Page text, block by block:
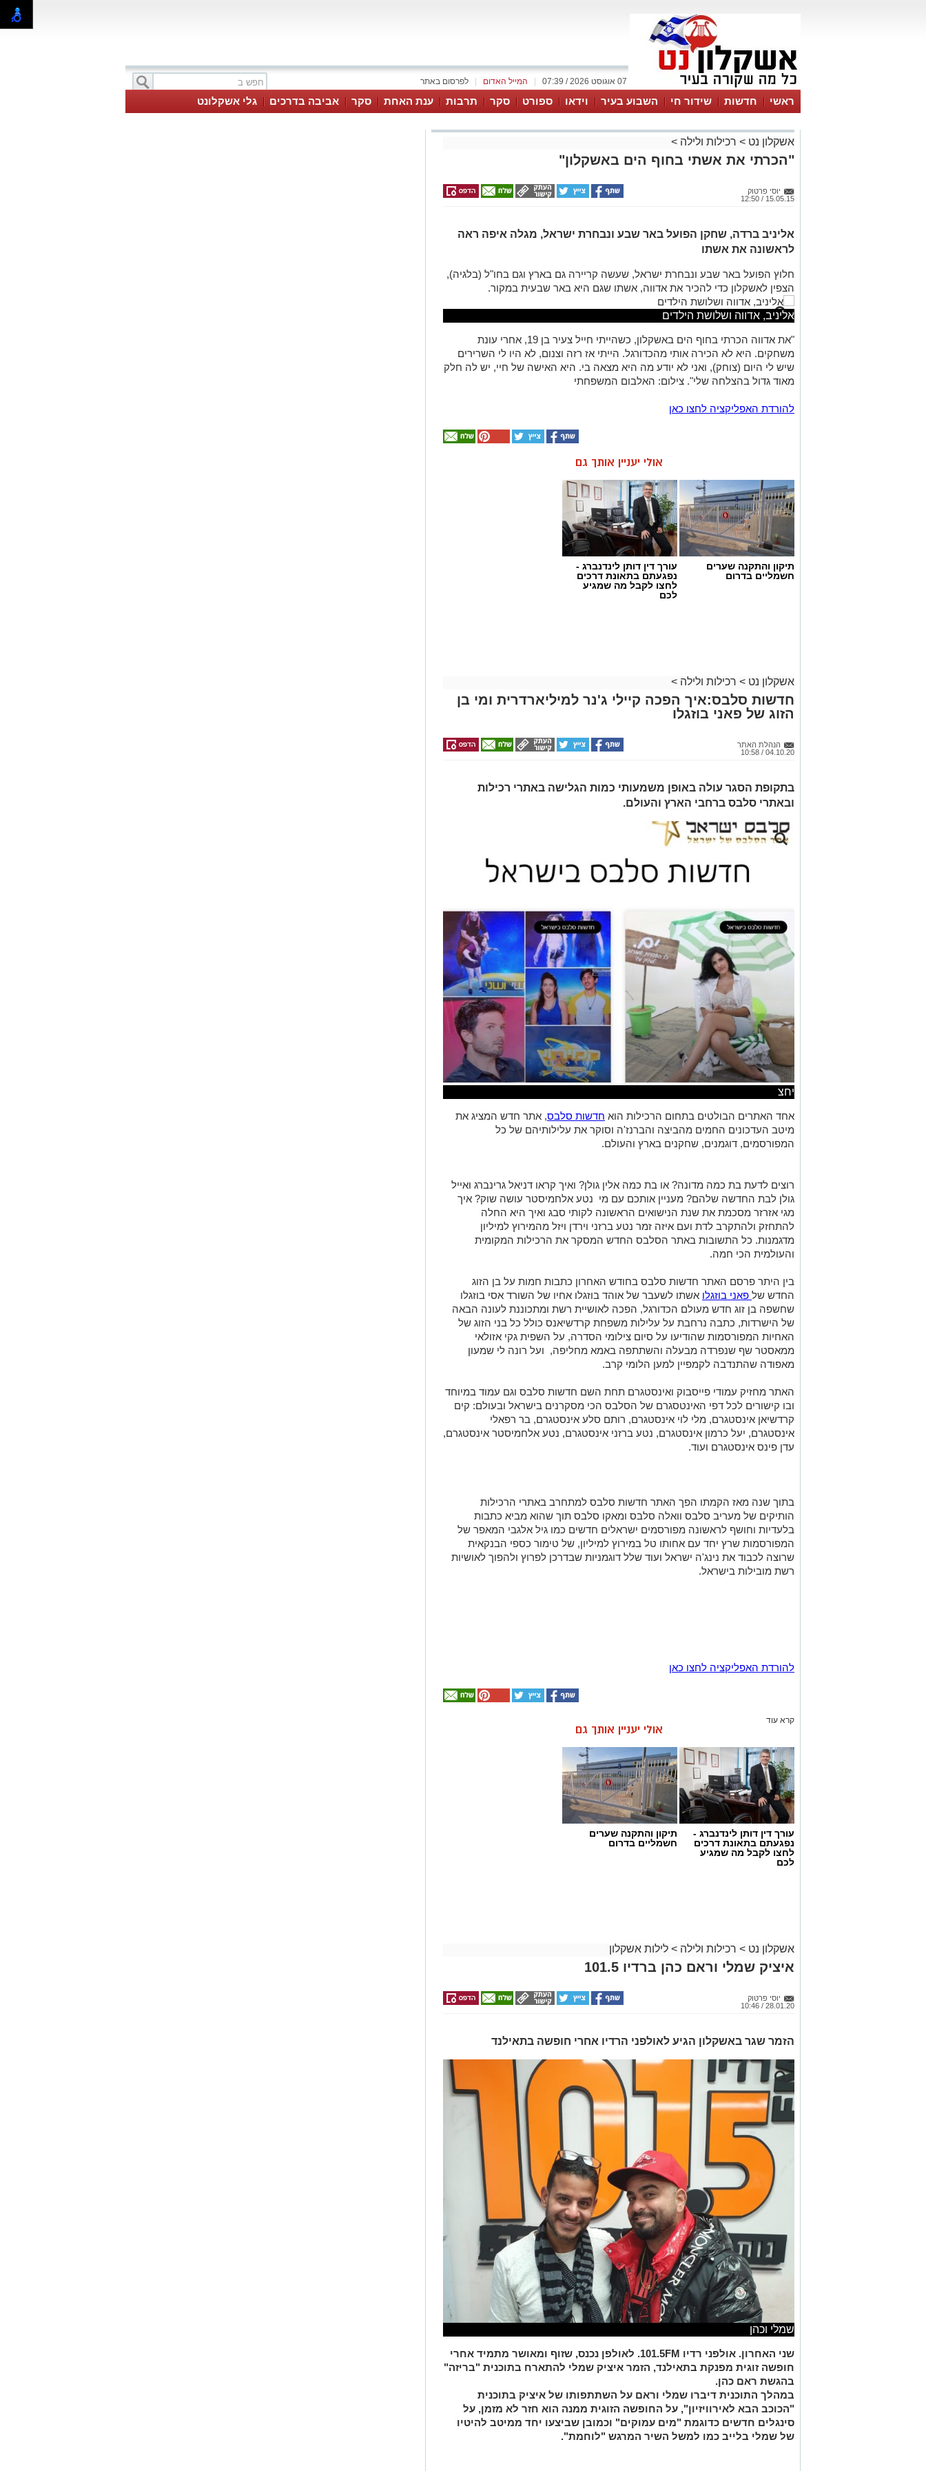
לפרסום באתר המייל האדום 07 אוגוסט 2026 / 07:39
ראשי חדשות שידור חי השבוע בעיר וידאו ספורט סקר תרבות ענת האחת סקר אביבה בדרכים גלי אשקלונט
אשקלון נט > רכילות ולילה >
"הכרתי את אשתי בחוף הים באשקלון"
יוסי פרטוק
15.05.15 / 12:50
אליניב ברדה, שחקן הפועל באר שבע ונבחרת ישראל, מגלה איפה ראה
לראשונה את אשתו
חלוץ הפועל באר שבע ונבחרת ישראל, שעשה קריירה גם בארץ וגם בחו"ל (בלגיה),
הצפין לאשקלון כדי להכיר את אדווה, אשתו שגם היא באר שבעית במקור.
אליניב, אדווה ושלושת הילדים
"את אדווה הכרתי בחוף הים באשקלון, כשהייתי חייל צעיר בן 19, אחרי עונת
משחקים. היא לא הכירה אותי מהכדורגל. הייתי אז רזה וצנום, לא היו לי השרירים
שיש לי היום (צוחק), ואני לא יודע מה היא מצאה בי. היא האישה של חיי, יש לה חלק
מאוד גדול בהצלחה שלי". צילום: האלבום המשפחתי
להורדת האפליקציה לחצו כאן
אולי יעניין אותך גם
תיקון והתקנה שערים
חשמליים בדרום
עורך דין דותן לינדנברג -
נפגעתם בתאונת דרכים
לחצו לקבל מה שמגיע
לכם
אשקלון נט > רכילות ולילה >
חדשות סלבס:איך הפכה קיילי ג'נר למיליארדרית ומי בן
הזוג של פאני בוזגלו
הנהלת האתר
04.10.20 / 10:58
בתקופת הסגר עולה באופן משמעותי כמות הגלישה באתרי רכילות
ובאתרי סלבס ברחבי הארץ והעולם.
יחצ
אחד האתרים הבולטים בתחום הרכילות הוא חדשות סלבס, אתר חדש המציג את
מיטב העדכונים החמים מהביצה והברנז'ה וסוקר את עלילותיהם של כל
המפורסמים, דוגמנים, שחקנים בארץ והעולם.
רוצים לדעת בת כמה מדונה? או בת כמה אלין גולן? ואיך קראו דניאל גרינברג ואייל
גולן לבת החדשה שלהם? מעניין אותכם עם מי נטע אלחמיסטר עושה שוק? איך
מגי אזרזר מסכמת את שנת הנישואים הראשונה לקותי סבג ואיך היא החלה
להתחזק ולהתקרב לדת ועם איזה זמר נטע ברזני וירדן ויזל מהמירוץ למיליון
מדגמנות. כל התשובות באתר הסלבס החדש המסקר את הרכילות המקומית
והעולמית הכי חמה.
בין היתר פרסם האתר חדשות סלבס בחודש האחרון כתבות חמות על בן הזוג
החדש של פאני בוזגלו אשתו לשעבר של אוהד בוזגלו אחיו של השורד אסי בוזגלו
שחשפה בן זוג חדש מעולם הכדורגל, הפכה לאושיית רשת ומתכוננת לעונה הבאה
של הישרדות, כתבה נרחבת על עלילות משפחת קרדשיאנס כולל כל בני הזוג של
האחיות המפורסמות שהודיעו על סיום צילומי הסדרה, על השפית גקי אזולאי
ממאסטר שף שנפרדה מבעלה והשתתפה באמא מחליפה, ועל רונה לי שמעון
מאפודה שהתנדבה לקמפיין למען הלומי קרב.
האתר מחזיק עמודי פייסבוק ואינסטגרם תחת השם חדשות סלבס וגם עמוד במיוחד
ובו קישורים לכל דפי האינטסגרם של הסלבס הכי מסקרנים בישראל ובעולם: קים
קרדשיאן אינסטגרם, מלי לוי אינסטגרם, רותם סלע אינסטגרם, בר רפאלי
אינסטגרם, יעל כרמון אינסטגרם, נטע ברזני אינסטגרם, נטע אלחמיסטר אינסטגרם,
עדן פינס אינסטגרם ועוד.
בתוך שנה מאז הקמתו הפך האתר חדשות סלבס למתחרב באתרי הרכילות
הותיקים של מעריב סלבס וואלה סלבס ומאקו סלבס תוך שהוא מביא כתבות
בלעדיות וחושף לראשונה מפורסמים ישראלים חדשים כמו גיל אלגבי המאפר של
המפורסמות שרץ יחד עם אחותו טל במירוץ למיליון, של טימור כספי הבנקאית
שרוצה לכבוד את נינג'ה ישראל ועוד שלל דוגמניות שבדרכן לפרוץ ולהפוך לאושיות
רשת מובילות בישראל.
להורדת האפליקציה לחצו כאן
קרא עוד
אולי יעניין אותך גם
עורך דין דותן לינדנברג -
נפגעתם בתאונת דרכים
לחצו לקבל מה שמגיע
לכם
תיקון והתקנה שערים
חשמליים בדרום
אשקלון נט > רכילות ולילה > לילות אשקלון
איציק שמלי וראם כהן ברדיו 101.5
יוסי פרטוק
28.01.20 / 10:46
הזמר שגר באשקלון הגיע לאולפני הרדיו אחרי חופשה בתאילנד
שמלי וכהן
שני האחרון. אולפני רדיו 101.5FM. לאולפן נכנס, שזוף ומאושר מתמיד אחרי
חופשה זוגית מפנקת בתאילנד, הזמר איציק שמלי להתארח בתוכנית "בריזה"
בהגשת ראם כהן.
במהלך התוכנית דיברו שמלי וראם על השתתפותו של איציק בתוכנית
"הכוכב הבא לאירוויזיון", על החופשה הזוגית ממנה הוא חזר לא מזמן, על
סינגלים חדשים כדוגמת "מים עמוקים" וכמובן שביצעו יחד ממיטב להיטיו
של שמלי בלייב כמו למשל השיר המרגש "לוחמת".